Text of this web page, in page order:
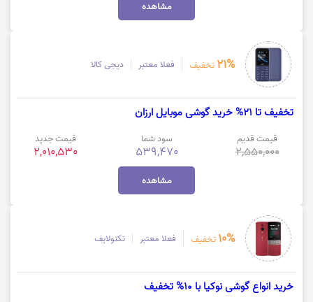
مشاهده
21% تخفیف فعلا معتبر دیجی کالا
تخفیف تا 21% خرید گوشی موبایل ارزان
قیمت قدیم
2,550,000
سود شما
539,470
قیمت جدید
2,010,530
مشاهده
10% تخفیف فعلا معتبر تکنولایف
خرید انواع گوشی نوکیا با 10% تخفیف